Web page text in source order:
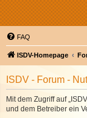
FAQ
ISDV-Homepage
ISDV - Forum -
Mit dem Zugriff auf
und dem Betreiber ein